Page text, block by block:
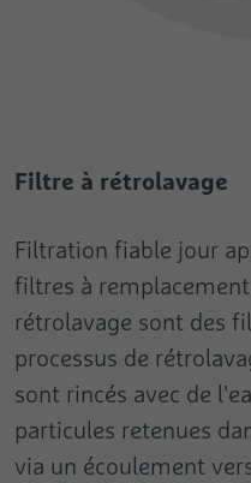
Filtre à rétrolavage
Filtration fiable jour
filtres à
rétrolavage sont des
processus de
sont rincés avec de
particules retenues
via un écoulement